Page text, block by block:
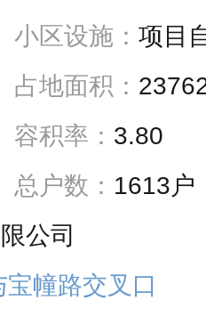
小区设施： 项目自带10000方
占地面积：
容积率： 3.80
总户数： 1613户
公司
幢路交叉口